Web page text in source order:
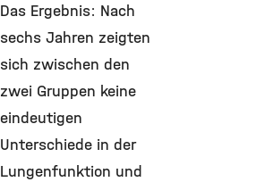
Das Ergebnis: Nach
sechs Jahren zeigten
sich zwischen den
zwei Gruppen keine
eindeutigen
Unterschiede in der
Lungenfunktion und